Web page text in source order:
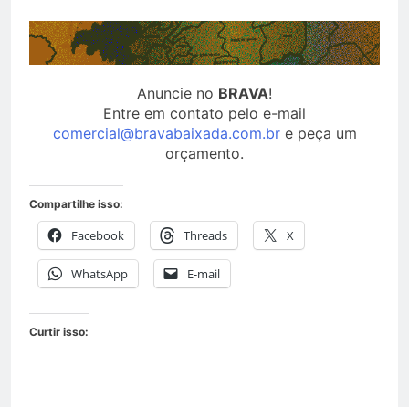
Anuncie no BRAVA!
Entre em contato pelo e-mail
comercial@bravabaixada.com.bre peça um
orçamento.
Compartilhe isso:
Facebook Threads X
WhatsApp E-mail
Curtir isso: